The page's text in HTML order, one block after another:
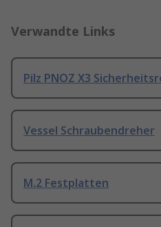
Verwandte Links
Pilz PNOZ X3
Vessel Schraubendreher
M.2 Festplatten